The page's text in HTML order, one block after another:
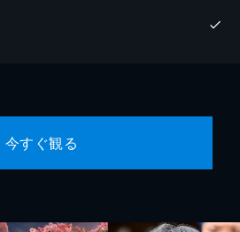
今すぐ観る